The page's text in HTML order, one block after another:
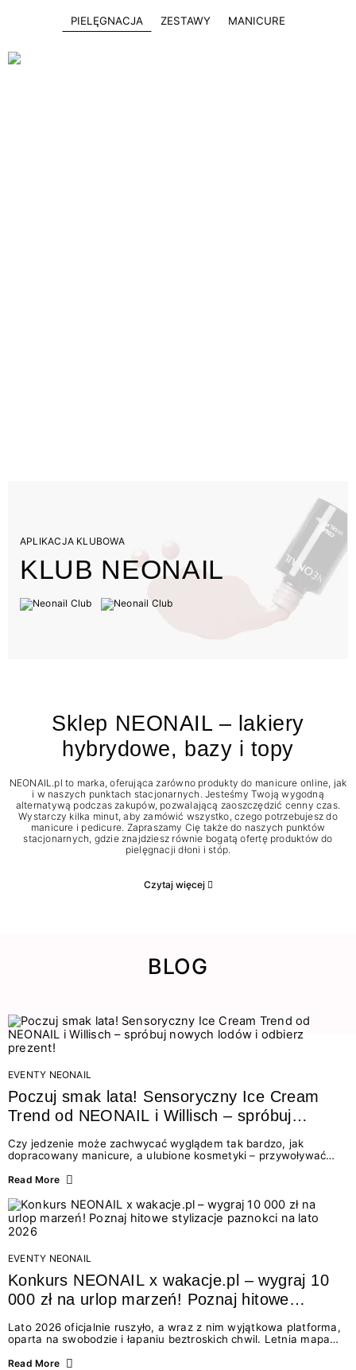
PIELĘGNACJA ZESTAWY MANICURE
APLIKACJA KLUBOWA
KLUB NEONAIL
Sklep NEONAIL – lakiery
hybrydowe, bazy i topy
NEONAIL.pl to marka, oferująca zarówno produkty do manicure online, jak
i w naszych punktach stacjonarnych. Jesteśmy Twoją wygodną
alternatywą podczas zakupów, pozwalającą zaoszczędzić cenny czas.
Wystarczy kilka minut, aby zamówić wszystko, czego potrzebujesz do
manicure i pedicure. Zapraszamy Cię także do naszych punktów
stacjonarnych, gdzie znajdziesz równie bogatą ofertę produktów do
pielęgnacji dłoni i stóp.
Czytaj więcej
BLOG
EVENTY NEONAIL
Poczuj smak lata! Sensoryczny Ice Cream
Trend od NEONAIL i Willisch – spróbuj
nowych lodów i odbierz prezent!
Czy jedzenie może zachwycać wyglądem tak bardzo, jak
dopracowany manicure, a ulubione kosmetyki – przywoływać
świata beauty i oszałamiających deserów to coś więcej niż
zmysłami: przez soczysty kolor, aksamitną teksturę,
orzeźwiający zapach i słodki akcent na podniebieniu. Tego lata
NEONAIL łączy siły z marką Willisch, tworząc unikalny projekt
na styku jedzenia i piękna....
Read More
EVENTY NEONAIL
Konkurs NEONAIL x wakacje.pl – wygraj 10
000 zł na urlop marzeń! Poznaj hitowe
Lato 2026 oficjalnie ruszyło, a wraz z nim wyjątkowa platforma,
oparta na swobodzie i łapaniu beztroskich chwil. Letnia mapa
doświadczenia wakacji – od spontanicznych wyjazdów, przez
Read More